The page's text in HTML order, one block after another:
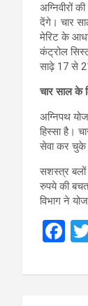
अग्निवीरों
देंगे। चार
मेरिट के
कंट्रोल
साढ़े 17 से
चार साल के
अग्निपथ
हिस्सा है।
सेवा कर चुके
सशस्त्र बलों
रुपये की बचत
विभाग ने
F
ce